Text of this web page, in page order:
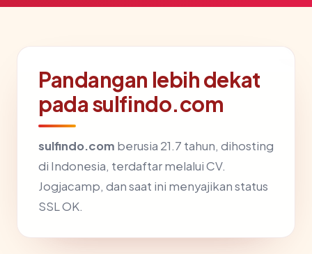
Pandangan lebih dekat
pada sulfindo.com
sulfindo.com berusia 21.7 tahun, dihosting
di Indonesia, terdaftar melalui CV.
Jogjacamp, dan saat ini menyajikan status
SSL OK.